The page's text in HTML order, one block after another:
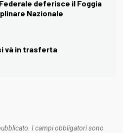
deferisce il Foggia
Nazionale
và in trasferta
I campi obbligatori sono